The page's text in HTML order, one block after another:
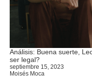
Análisis: Buena suerte,
ser legal?
septiembre 15, 2023
Moisés Moca